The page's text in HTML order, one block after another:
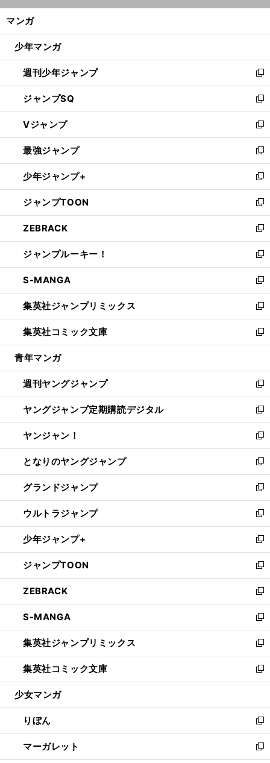
ン
ウ
開
く
マンガ
少年マンガ
週刊少年ジャンプ
新
し
い
ウ
ィ
ン
ド
ウ
で
開
く
ジャンプSQ
新
し
い
ウ
ィ
ン
ド
ウ
で
開
く
Vジャンプ
新
し
い
ウ
ィ
ン
ド
ウ
で
開
く
最強ジャンプ
新
し
い
ウ
ィ
ン
ド
ウ
で
開
く
少年ジャンプ+
新
し
い
ウ
ィ
ン
ド
ウ
で
開
く
ジャンプTOON
新
し
い
ウ
ィ
ン
ド
ウ
で
開
く
ZEBRACK
新
し
い
ウ
ィ
ン
ド
ウ
で
開
ジャンプルーキー！
新
し
い
ウ
ィ
ン
ド
ウ
開
く
S-MANGA
新
し
い
ウ
ィ
ン
ウ
で
開
く
集英社ジャンプリミックス
新
し
い
ウ
ン
ド
ウ
で
開
く
集英社コミック文庫
新
し
ウ
ィ
ン
ド
ウ
で
開
く
青年マンガ
週刊ヤングジャンプ
新
し
い
ウ
ィ
ン
ド
ウ
で
開
く
ヤングジャンプ定期購読デジタル
新
し
い
ウ
ィ
ン
ド
ウ
で
開
く
ヤンジャン！
新
し
い
ウ
ィ
ン
ド
ウ
で
開
く
となりのヤングジャンプ
新
し
い
ウ
ィ
ン
ド
ウ
で
開
く
グランドジャンプ
新
し
い
ウ
ィ
ン
ド
ウ
で
開
く
ウルトラジャンプ
新
し
い
ウ
ィ
ン
ド
ウ
で
開
く
少年ジャンプ+
新
し
い
ウ
ィ
ン
ド
ウ
で
開
く
ジャンプTOON
新
し
い
ウ
ィ
ン
ド
ウ
で
開
ZEBRACK
新
し
い
ウ
ィ
ン
ド
ウ
開
く
S-MANGA
新
し
い
ウ
ィ
ン
ウ
で
開
く
集英社ジャンプリミックス
新
し
い
ウ
ン
ド
ウ
で
開
集英社コミック文庫
新
し
ウ
ィ
ン
ド
ウ
少女マンガ
りぼん
新
し
い
マーガレット
新